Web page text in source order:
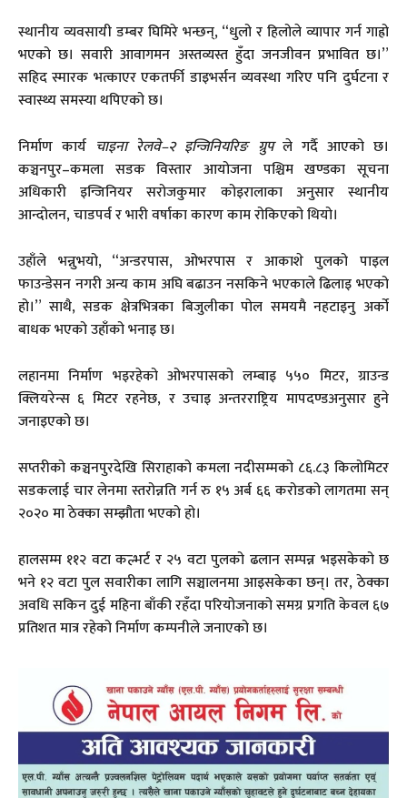
स्थानीय व्यवसायी डम्बर घिमिरे भन्छन्, “धुलो र हिलोले व्यापार गर्न गाह्रो
भएको छ। सवारी आवागमन अस्तव्यस्त हुँदा जनजीवन प्रभावित छ।”
सहिद स्मारक भत्काएर एकतर्फी डाइभर्सन व्यवस्था गरिए पनि दुर्घटना र
स्वास्थ्य समस्या थपिएको छ।
निर्माण कार्य चाइना रेलवे–२ इन्जिनियरिङ ग्रुपले गर्दै आएको छ।
कञ्चनपुर–कमला सडक विस्तार आयोजना पश्चिम खण्डका सूचना
अधिकारी इन्जिनियर सरोजकुमार कोइरालाका अनुसार स्थानीय
आन्दोलन, चाडपर्व र भारी वर्षाका कारण काम रोकिएको थियो।
उहाँले भन्नुभयो, “अन्डरपास, ओभरपास र आकाशे पुलको पाइल
फाउन्डेसन नगरी अन्य काम अघि बढाउन नसकिने भएकाले ढिलाइ भएको
हो।” साथै, सडक क्षेत्रभित्रका बिजुलीका पोल समयमै नहटाइनु अर्को
बाधक भएको उहाँको भनाइ छ।
लहानमा निर्माण भइरहेको ओभरपासको लम्बाइ ५५० मिटर, ग्राउन्ड
क्लियरेन्स ६ मिटर रहनेछ, र उचाइ अन्तरराष्ट्रिय मापदण्डअनुसार हुने
जनाइएको छ।
सप्तरीको कञ्चनपुरदेखि सिराहाको कमला नदीसम्मको ८६.८३ किलोमिटर
सडकलाई चार लेनमा स्तरोन्नति गर्न रु १५ अर्ब ६६ करोडको लागतमा सन्
२०२० मा ठेक्का सम्झौता भएको हो।
हालसम्म ११२ वटा कल्भर्ट र २५ वटा पुलको ढलान सम्पन्न भइसकेको छ
भने १२ वटा पुल सवारीका लागि सञ्चालनमा आइसकेका छन्। तर, ठेक्का
अवधि सकिन दुई महिना बाँकी रहँदा परियोजनाको समग्र प्रगति केवल ६७
प्रतिशत मात्र रहेको निर्माण कम्पनीले जनाएको छ।